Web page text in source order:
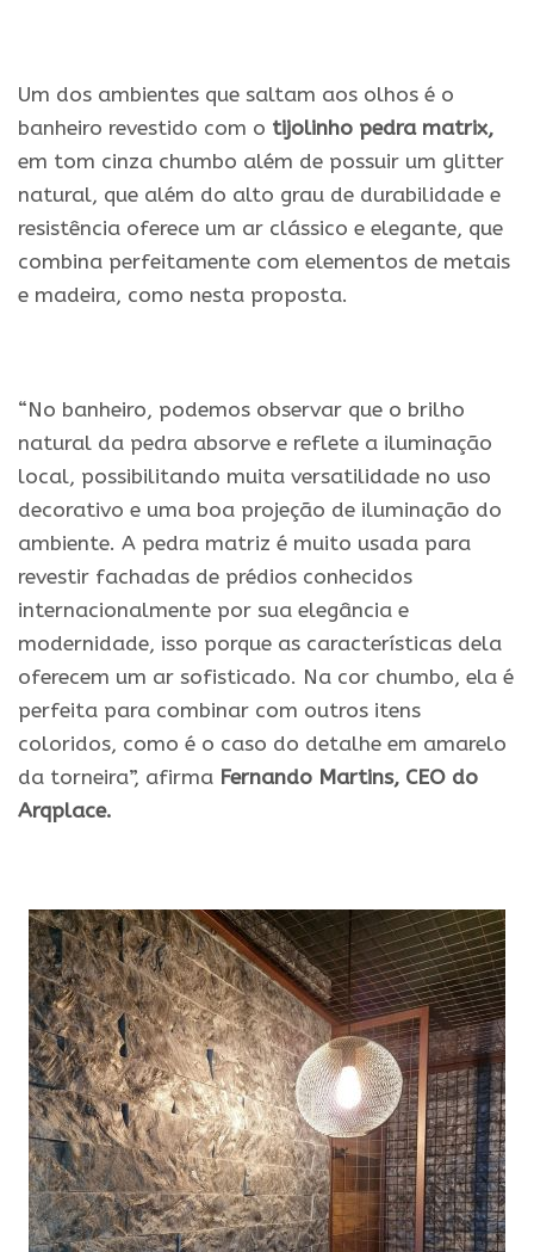
Um dos ambientes que saltam aos olhos é o
banheiro revestido com o tijolinho pedra matrix,
em tom cinza chumbo além de possuir um glitter
natural, que além do alto grau de durabilidade e
resistência oferece um ar clássico e elegante, que
combina perfeitamente com elementos de metais
e madeira, como nesta proposta.
“No banheiro, podemos observar que o brilho
natural da pedra absorve e reflete a iluminação
local, possibilitando muita versatilidade no uso
decorativo e uma boa projeção de iluminação do
ambiente. A pedra matriz é muito usada para
revestir fachadas de prédios conhecidos
internacionalmente por sua elegância e
modernidade, isso porque as características dela
oferecem um ar sofisticado. Na cor chumbo, ela é
perfeita para combinar com outros itens
coloridos, como é o caso do detalhe em amarelo
da torneira”, afirma Fernando Martins, CEO do
Arqplace.